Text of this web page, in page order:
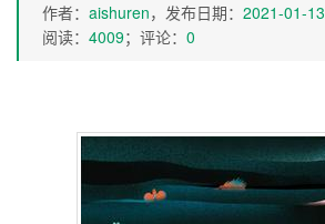
作者： aishuren，发布日期： 2021-01-13
阅读： 4009；评论： 0